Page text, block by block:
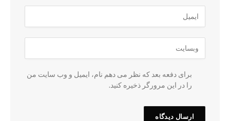
برای دفعه بعد که نظر می دهم نام، ایمیل و وب سایت من
را در این مرورگر ذخیره کنید.